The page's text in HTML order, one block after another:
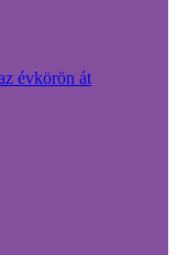
évkörön át